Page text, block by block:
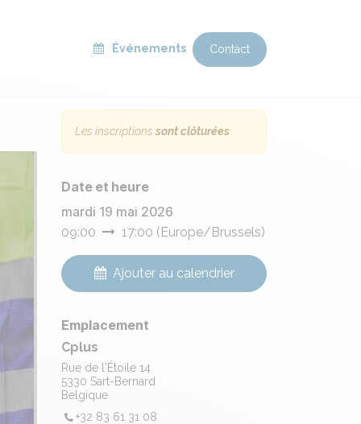
Finance & Impact Événements Contact
Les inscriptions sont clôturées
Date et heure
mardi 19 mai 2026
09:00 17:00 (Europe/Brussels)
Ajouter au calendrier
Emplacement
Cplus
Rue de l'Étoile 14
5330 Sart-Bernard
Belgique
+32 83 61 31 08